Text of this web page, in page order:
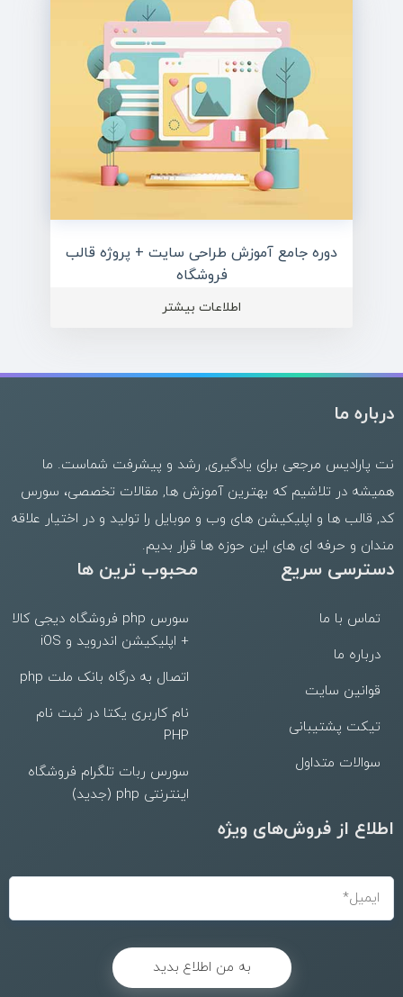
دوره جامع آموزش طراحی سایت + پروژه قالب
فروشگاه
اطلاعات بیشتر
درباره ما
نت پارادیس مرجعی برای یادگیری, رشد و پیشرفت شماست. ما
همیشه در تلاشیم که بهترینآموزش ها, مقالات تخصصی، سورس
کد, قالب ها و اپلیکیشن های وب و موبایل را تولید و در اختیار علاقه
مندان و حرفه ای های این حوزه ها قرار بدیم.
دسترسی سریع
تماس با ما
درباره ما
قوانین سایت
تیکت پشتیبانی
سوالات متداول
محبوب ترین ها
سورس php فروشگاه دیجی کالا
+ اپلیکیشن اندروید و iOS
اتصال به درگاه بانک ملت php
نام کاربری یکتا در ثبت نام
PHP
سورس ربات تلگرام فروشگاه
اینترنتی php (جدید)
اطلاع از فروش‌های ویژه
به من اطلاع بدید